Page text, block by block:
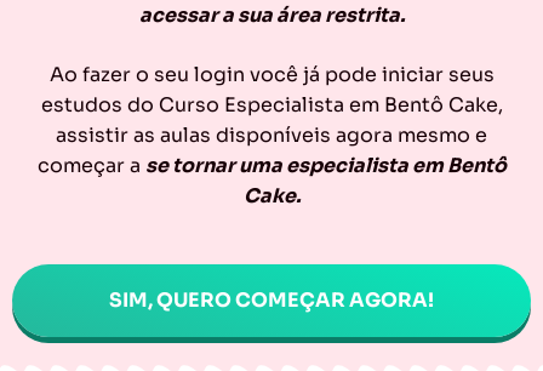
acessar a sua área restrita.
Ao fazer o seu login você já pode iniciar seus
estudos do Curso Especialista em Bentô Cake,
assistir as aulas disponíveis agora mesmo e
começar a se tornar uma especialista em Bentô
Cake.
SIM, QUERO COMEÇAR AGORA!